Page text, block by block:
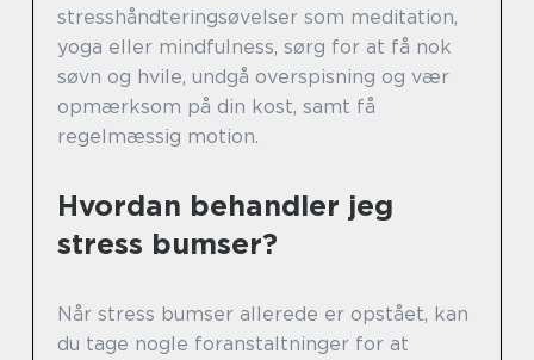
stresshåndteringsøvelser som meditation,
yoga eller mindfulness, sørg for at få nok
søvn og hvile, undgå overspisning og vær
opmærksom på din kost, samt få
regelmæssig motion.
Hvordan behandler jeg
stress bumser?
Når stress bumser allerede er opstået, kan
du tage nogle foranstaltninger for at